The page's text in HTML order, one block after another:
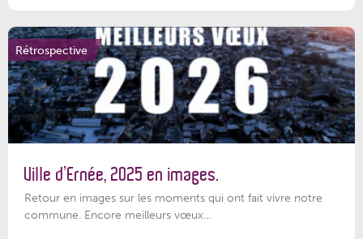
Rétrospective
Ville d’Ernée, 2025 en images.
Retour en images sur les moments qui ont fait vivre notre
commune. Encore meilleurs vœux...